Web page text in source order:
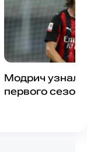
Модрич узнал
первого